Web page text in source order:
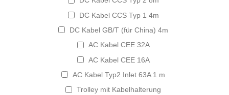
DC Kabel CCS Typ 1 4m
DC Kabel GB/T (für China) 4m
AC Kabel CEE 32A
AC Kabel CEE 16A
AC Kabel Typ2 Inlet 63A 1 m
Trolley mit Kabelhalterung